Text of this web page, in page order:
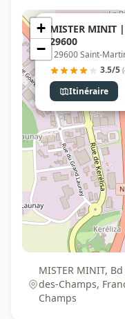
MISTER
29600
, 29600 Saint-
3.5/5
Itinéraire
+
−
MISTER MINIT,
des-Champs,
Champs